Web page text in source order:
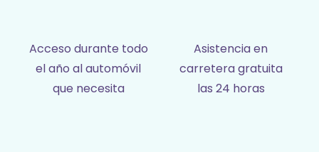
Acceso durante todo
el año al automóvil
que necesita
Asistencia en
carretera gratuita
las 24 horas